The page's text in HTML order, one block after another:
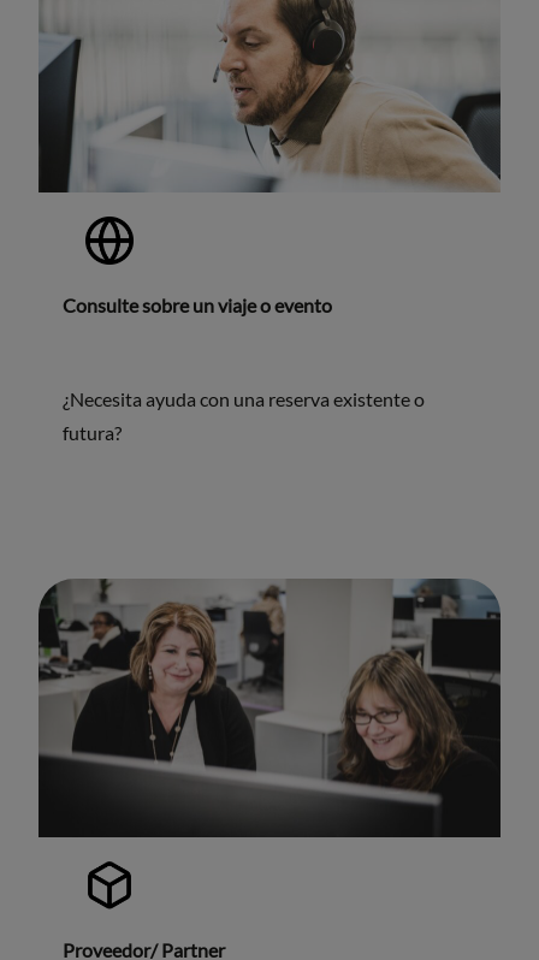
Consulte sobre un viaje o evento
¿Necesita ayuda con una reserva existente o
futura?
Proveedor/ Partner